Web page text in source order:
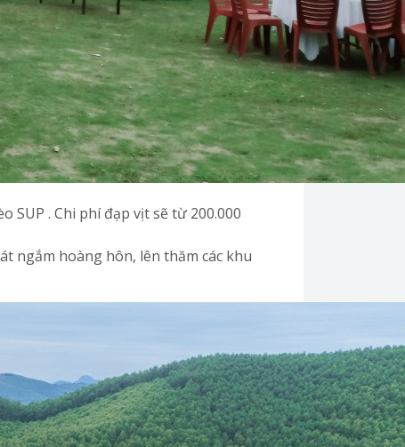
. Chi phí đạp vịt sẽ từ 200.000
ngắm hoàng hôn, lên thăm các khu